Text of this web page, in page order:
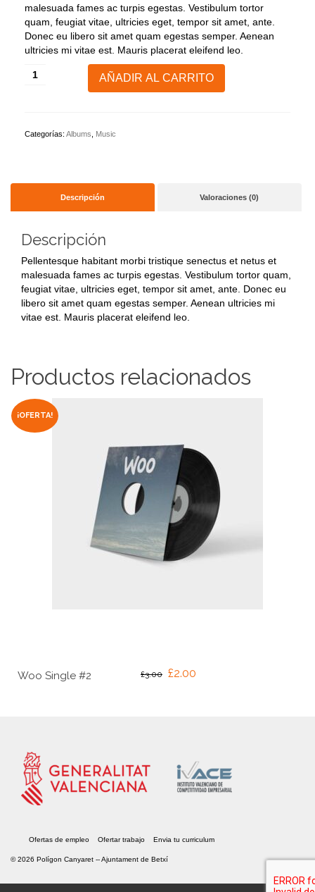
malesuada fames ac turpis egestas. Vestibulum tortor
quam, feugiat vitae, ultricies eget, tempor sit amet, ante.
Donec eu libero sit amet quam egestas semper. Aenean
ultricies mi vitae est. Mauris placerat eleifend leo.
Woo
AÑADIR AL CARRITO
Categorías: Albums Music
Descripción Valoraciones (0)
Descripción
Pellentesque habitant morbi tristique senectus et netus et
malesuada fames ac turpis egestas. Vestibulum tortor quam,
feugiat vitae, ultricies eget, tempor sit amet, ante. Donec eu
libero sit amet quam egestas semper. Aenean ultricies mi
vitae est. Mauris placerat eleifend leo.
Productos relacionados
¡OFERTA!
Woo Single #2 £3.00 El
£2.00
AÑADIR AL CARRITO
Ofertas de empleo Ofertar trabajo Envia tu curriculum
© 2026 Polígon Canyaret --Ajuntament de Betxí